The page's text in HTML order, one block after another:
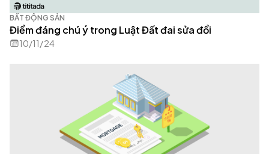
BẤT ĐỘNG SẢN
Điểm đáng chú ý trong Luật Đất đai sửa đổi
10/11/24